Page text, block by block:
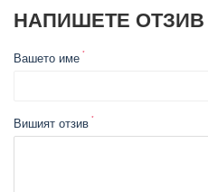
НАПИШЕТЕ ОТЗИВ
Вашето име
Вишият отзив